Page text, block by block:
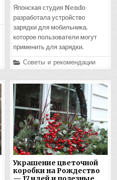
Японская студия Nendo
разработала устройство
зарядки для мобильника,
которое пользователи могут
применить для зарядки.
Posted
in
Советы и рекомендации
Украшение цветочной
коробки на Рождество